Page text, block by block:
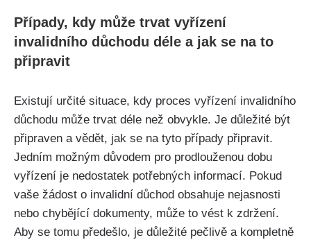
Případy, kdy může trvat vyřízení
invalidního důchodu déle a jak se na to
připravit
Existují určité situace, kdy proces vyřízení invalidního
důchodu může trvat déle než obvykle. Je důležité být
připraven a vědět, jak se na tyto případy připravit.
Jedním možným důvodem pro prodlouženou dobu
vyřízení je nedostatek potřebných informací. Pokud
vaše žádost o invalidní důchod obsahuje nejasnosti
nebo chybějící dokumenty, může to vést k zdržení.
Aby se tomu předešlo, je důležité pečlivě a kompletně